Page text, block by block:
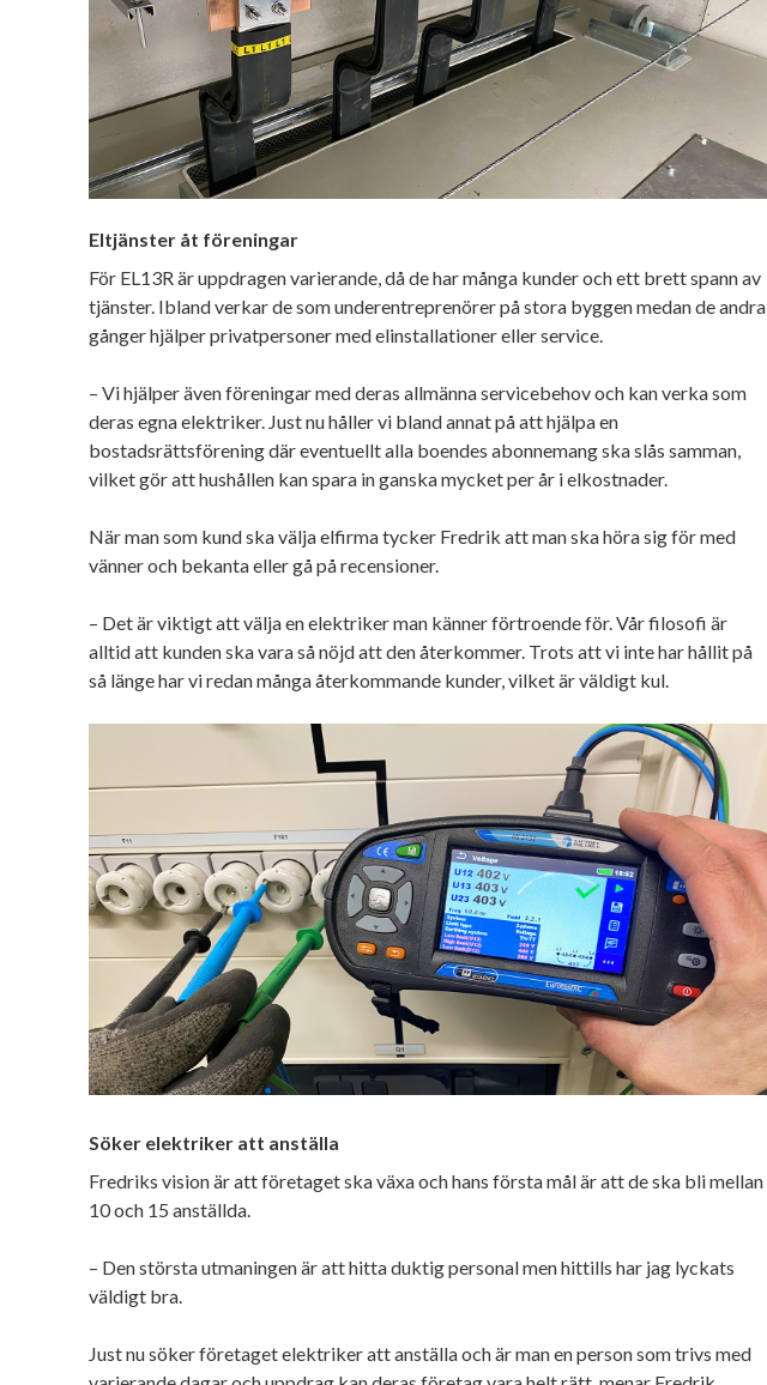
Eltjänster åt föreningar
För EL13R är uppdragen varierande, då de har många kunder och ett brett spann av
tjänster. Ibland verkar de som underentreprenörer på stora byggen medan de andra
gånger hjälper privatpersoner med elinstallationer eller service.
– Vi hjälper även föreningar med deras allmänna servicebehov och kan verka som
deras egna elektriker. Just nu håller vi bland annat på att hjälpa en
bostadsrättsförening där eventuellt alla boendes abonnemang ska slås samman,
vilket gör att hushållen kan spara in ganska mycket per år i elkostnader.
När man som kund ska välja elfirma tycker Fredrik att man ska höra sig för med
vänner och bekanta eller gå på recensioner.
– Det är viktigt att välja en elektriker man känner förtroende för. Vår filosofi är
alltid att kunden ska vara så nöjd att den återkommer. Trots att vi inte har hållit på
så länge har vi redan många återkommande kunder, vilket är väldigt kul.
Söker elektriker att anställa
Fredriks vision är att företaget ska växa och hans första mål är att de ska bli mellan
10 och 15 anställda.
– Den största utmaningen är att hitta duktig personal men hittills har jag lyckats
väldigt bra.
Just nu söker företaget elektriker att anställa och är man en person som trivs med